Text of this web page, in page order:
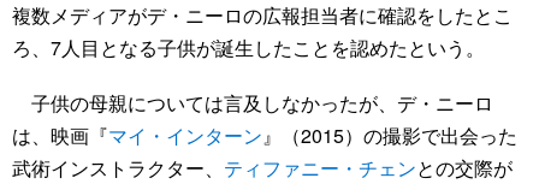
複数メディアがデ・ニーロの広報担当者に確認をしたとこ
ろ、7人目となる子供が誕生したことを認めたという。
子供の母親については言及しなかったが、デ・ニーロ
は、映画『マイ・インターン』（2015）の撮影で出会った
武術インストラクター、 ティファニー・チェンとの交際が